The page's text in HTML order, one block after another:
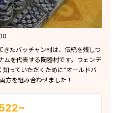
たバッチャン村は、伝統を残しつ
ムを代表する陶器村です。ウェンデ
知っていただくために”オールドバ
方を組み合わせました！